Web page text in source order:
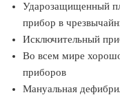
Ударозащищенный
прибор в
Исключительный
Во всем мире
приборов
Мануальная